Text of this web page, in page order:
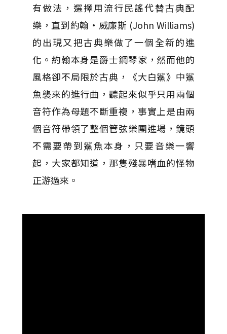
有做法，選擇用流行民謠代替古典配
樂，直到約翰·威廉斯 (John Williams)
的出現又把古典樂做了一個全新的進
化。約翰本身是爵士鋼琴家，然而他的
風格卻不局限於古典，《大白鯊》中鯊
魚襲來的進行曲，聽起來似乎只用兩個
音符作為母題不斷重複，事實上是由兩
個音符帶領了整個管弦樂團進場，鏡頭
不需要帶到鯊魚本身，只要音樂一響
起，大家都知道，那隻殘暴嗜血的怪物
正游過來。